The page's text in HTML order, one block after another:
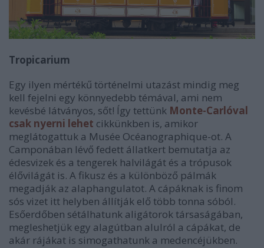
Tropicarium
Egy ilyen mértékű történelmi utazást mindig meg
kell fejelni egy könnyedebb témával, ami nem
kevésbé látványos, sőt! Így tettünk Monte-Carlóval
csak nyerni lehet cikkünkben is, amikor
meglátogattuk a Musée Océanographique-ot. A
Camponában lévő fedett állatkert bemutatja az
édesvizek és a tengerek halvilágát és a trópusok
élővilágát is. A fikusz és a különböző pálmák
megadják az alaphangulatot. A cápáknak is finom
sós vizet itt helyben állítják elő több tonna sóból.
Esőerdőben sétálhatunk aligátorok társaságában,
megleshetjük egy alagútban alulról a cápákat, de
akár rájákat is simogathatunk a medencéjükben.